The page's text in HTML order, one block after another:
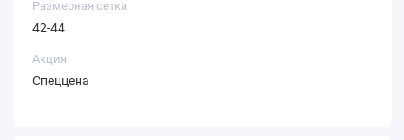
Размерная сетка
42-44
Акция
Спеццена